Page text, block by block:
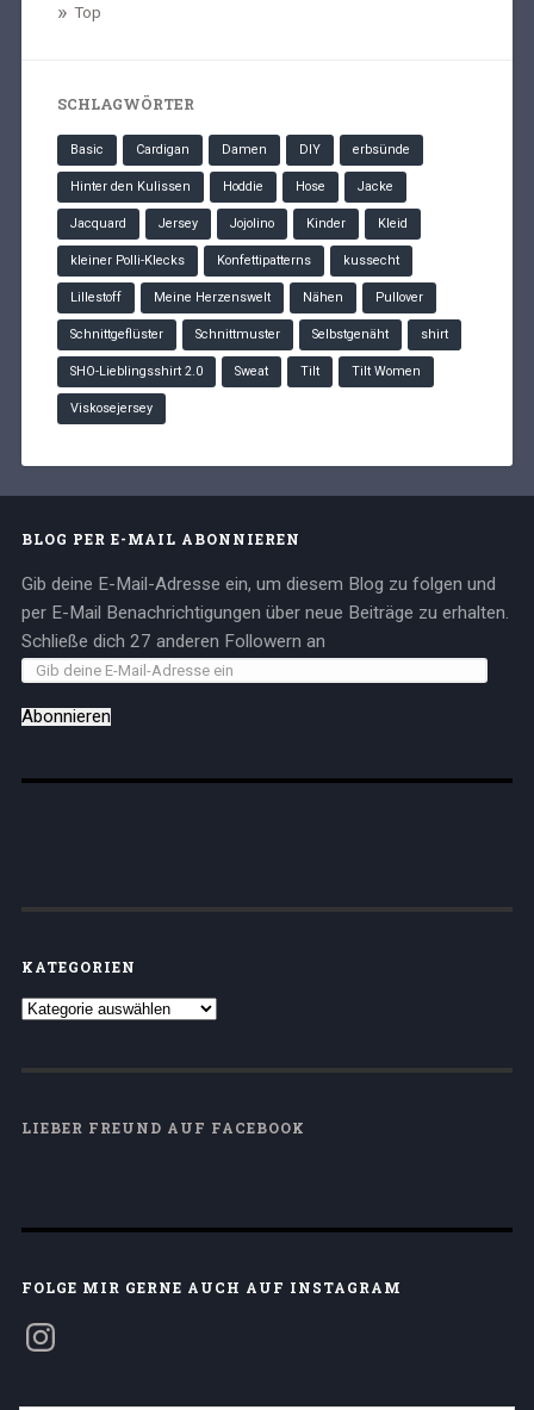
Top
SCHLAGWÖRTER
Basic Cardigan Damen DIY erbsünde
Hinter den Kulissen Hoddie Hose Jacke
Jacquard Jersey Jojolino Kinder Kleid
kleiner Polli-Klecks Konfettipatterns kussecht
Lillestoff Meine Herzenswelt Nähen Pullover
Schnittgeflüster Schnittmuster Selbstgenäht shirt
SHO-Lieblingsshirt 2.0 Sweat Tilt Tilt Women
Viskosejersey
BLOG PER E-MAIL ABONNIEREN
Gib deine E-Mail-Adresse ein, um diesem Blog zu folgen und
per E-Mail Benachrichtigungen über neue Beiträge zu erhalten.
Schließe dich 27 anderen Followern an
Abonnieren
KATEGORIEN
LIEBER FREUND AUF FACEBOOK
FOLGE MIR GERNE AUCH AUF INSTAGRAM